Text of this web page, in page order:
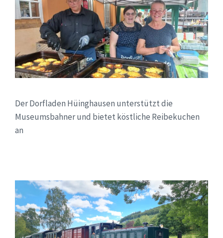
Der Dorfladen Hüinghausen unterstützt die
Museumsbahner und bietet köstliche Reibekuchen
an